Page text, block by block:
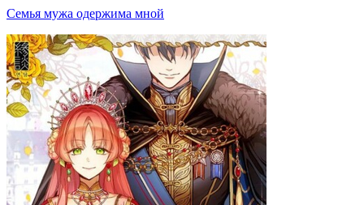
Семья мужа одержима мной